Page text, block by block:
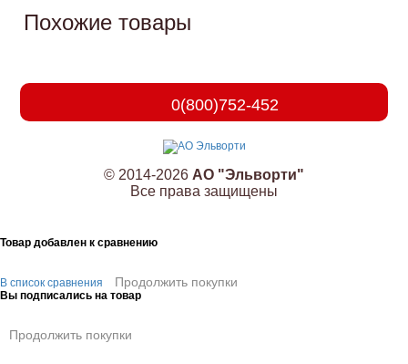
Похожие товары
0(800)752-452
© 2014-2026 АО "Эльворти"
Все права защищены
Товар добавлен к сравнению
В список сравнения Продолжить покупки
Вы подписались на товар
Продолжить покупки